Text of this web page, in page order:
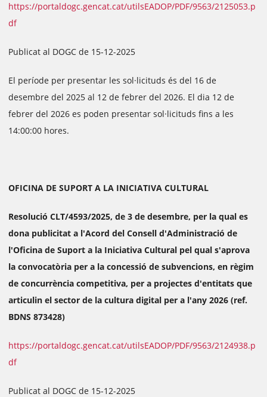
https://portaldogc.gencat.cat/utilsEADOP/PDF/9563/2125053.p
df
Publicat al DOGC de 15-12-2025
El període per presentar les sol·licituds és del 16 de
desembre del 2025 al 12 de febrer del 2026. El dia 12 de
febrer del 2026 es poden presentar sol·licituds fins a les
14:00:00 hores.
OFICINA DE SUPORT A LA INICIATIVA CULTURAL
Resolució CLT/4593/2025, de 3 de desembre, per la qual es
dona publicitat a l'Acord del Consell d'Administració de
l'Oficina de Suport a la Iniciativa Cultural pel qual s'aprova
la convocatòria per a la concessió de subvencions, en règim
de concurrència competitiva, per a projectes d'entitats que
articulin el sector de la cultura digital per a l'any 2026 (ref.
BDNS 873428)
https://portaldogc.gencat.cat/utilsEADOP/PDF/9563/2124938.p
df
Publicat al DOGC de 15-12-2025